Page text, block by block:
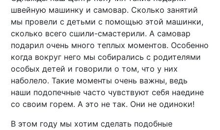
швейную машинку и самовар. Сколько занятий
мы провели с детьми с помощью этой машинки,
сколько всего сшили-смастерили. А самовар
подарил очень много теплых моментов. Особенно
когда вокруг него мы собирались с родителями
особых детей и говорили о том, что у них
наболело. Такие моменты очень важны, ведь
наши подопечные часто чувствуют себя наедине
со своим горем. А это не так. Они не одиноки!
В этом году мы хотим сделать подобные